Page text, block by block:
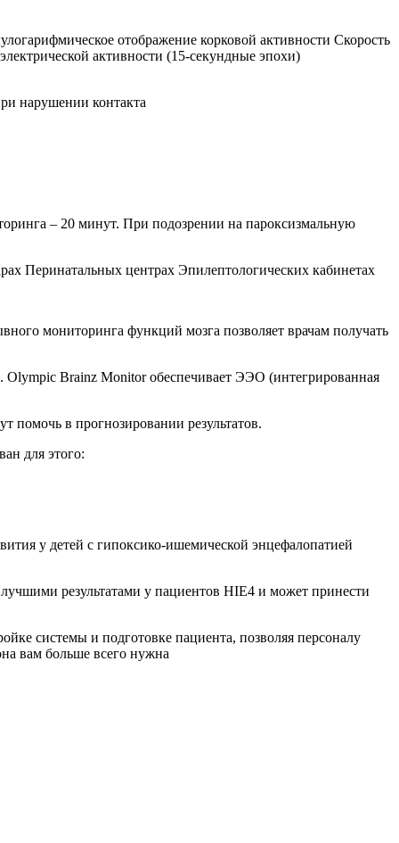
отображение корковой активности Скорость
активности (15-секундные эпохи)
нарушении контакта
– 20 минут. При подозрении на пароксизмальную
Перинатальных центрах Эпилептологических кабинетах
мониторинга функций мозга позволяет врачам получать
Brainz Monitor обеспечивает ЭЭО (интегрированная
помочь в прогнозировании результатов.
для этого:
у детей с гипоксико-ишемической энцефалопатией
результатами у пациентов HIE4 и может принести
системы и подготовке пациента, позволяя персоналу
вам больше всего нужна